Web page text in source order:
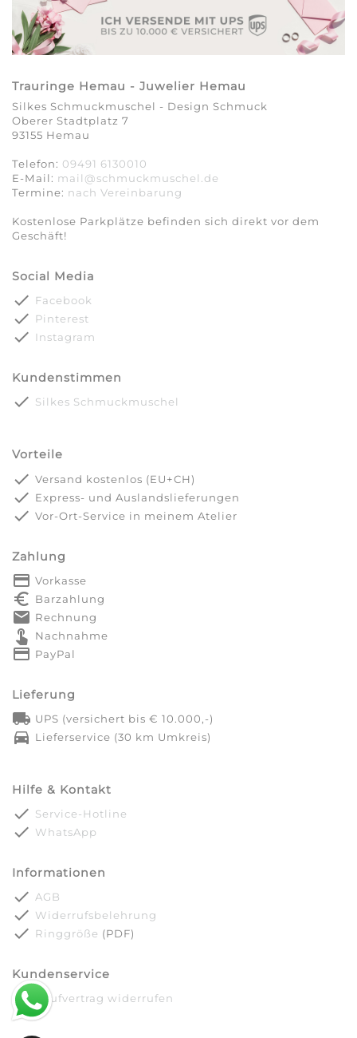
Trauringe Hemau - Juwelier Hemau
Silkes Schmuckmuschel - Design Schmuck
Oberer Stadtplatz 7
93155 Hemau
Telefon: 09491 6130010
E-Mail: mail@schmuckmuschel.de
Termine: nach Vereinbarung​​​​​​​
Kostenlose Parkplätze befinden sich direkt vor dem
Geschäft!
Social Media
done Facebook
done Pinterest
done Instagram
Kundenstimmen
done Silkes Schmuckmuschel
Vorteile
done Versand kostenlos (EU+CH)
done Express- und Auslandslieferungen
done Vor-Ort-Service in meinem Atelier
Zahlung
payment Vorkasse
euro_symbol Barzahlung
markunread Rechnung
touch_app Nachnahme
credit_card PayPal
Lieferung
local_shipping UPS (versichert bis € 10.000,-)
directions_car Lieferservice (30 km Umkreis)
Hilfe & Kontakt
done Service-Hotline
done WhatsApp
Informationen
done AGB
done Widerrufsbelehrung
done Ringgröße (PDF)
Kundenservice
done Kaufvertrag widerrufen